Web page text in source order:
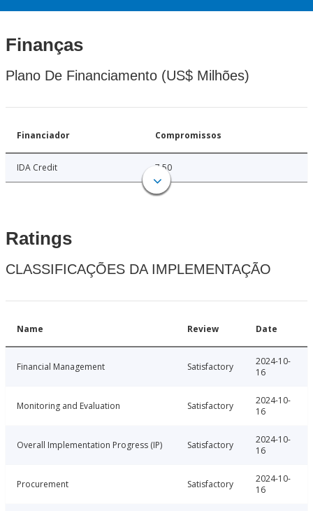
Finanças
Plano De Financiamento (US$ Milhões)
Financiador Compromissos
IDA Credit 7.50
Ratings
CLASSIFICAÇÕES DA IMPLEMENTAÇÃO
Name Review Date
Financial Management Satisfactory
2024-10-
16
Monitoring and Evaluation Satisfactory
2024-10-
16
Overall Implementation Progress (IP) Satisfactory
2024-10-
16
Procurement Satisfactory
2024-10-
16